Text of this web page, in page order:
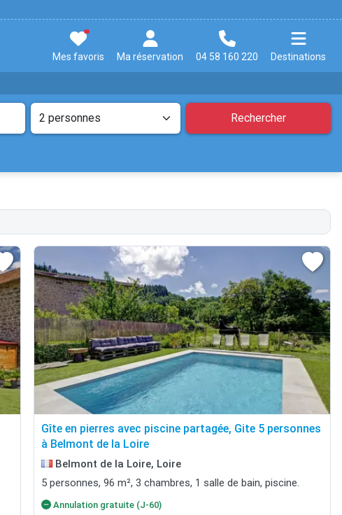
Mes favoris Ma réservation 04 58 160 220 Destinations
Rechercher
Gîte en pierres avec piscine partagée, Gite 5 personnes
à Belmont de la Loire
Belmont de la Loire, Loire
5 personnes, 96 m², 3 chambres, 1 salle de bain, piscine.
Annulation gratuite (J-60)